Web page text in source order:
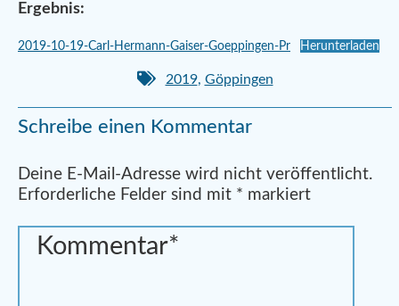
Ergebnis:
2019-10-19-Carl-Hermann-Gaiser-Goeppingen-Pr Herunterladen
2019, Göppingen
Schreibe einen Kommentar
Deine E-Mail-Adresse wird nicht veröffentlicht.
Erforderliche Felder sind mit * markiert